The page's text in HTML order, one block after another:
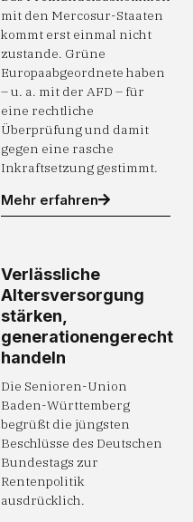
mit den Mercosur-Staaten
kommt erst einmal nicht
zustande. Grüne
Europaabgeordnete haben
– u. a. mit der AFD – für
eine rechtliche
Überprüfung und damit
gegen eine rasche
Inkraftsetzung gestimmt.
Mehr erfahren
Verlässliche
Altersversorgung
stärken,
generationengerecht
handeln
Die Senioren-Union
Baden-Württemberg
begrüßt die jüngsten
Beschlüsse des Deutschen
Bundestags zur
Rentenpolitik
ausdrücklich.